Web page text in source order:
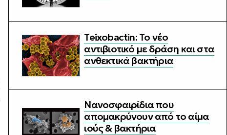
Teixobactin: Το νέο
αντιβιοτικό με δράση και στα
ανθεκτικά βακτήρια
Νανοσφαιρίδια που
απομακρύνουν από το αίμα
ιούς & βακτήρια